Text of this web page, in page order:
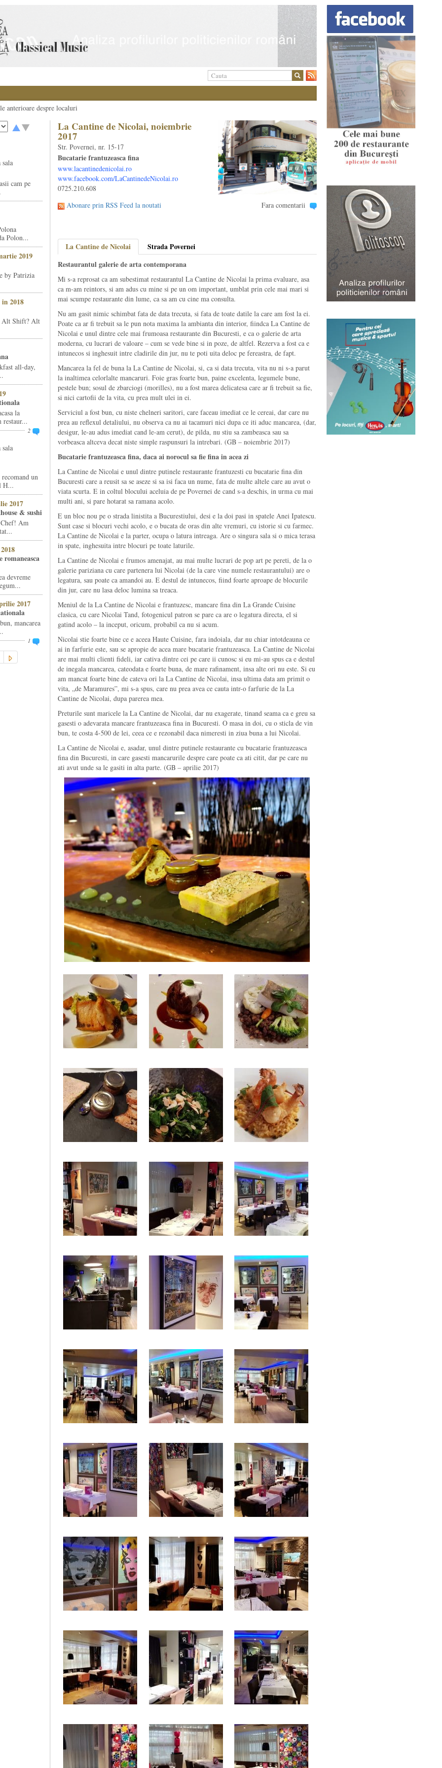
anterioare despre localuri
cam pe
Polon...
2019
by Patrizia
2018
Alt Shift? Alt
all-day,
la
restaur...
2
un
H...
2017
& sushi
Chef! Am
romaneasca
devreme
2017
mancarea
1
La Cantine de Nicolai, noiembrie
2017
Str. Povernei, nr. 15-17
Bucatarie frantuzeasca fina
www.lacantinedenicolai.ro
www.facebook.com/LaCantinedeNicolai.ro
0725.210.608
Abonare prin RSS Feed la noutati
Fara comentarii
La Cantine de Nicolai
Strada Povernei
Restaurantul galerie de arta contemporana
Mi s-a reprosat ca am subestimat restaurantul La Cantine de Nicolai la prima evaluare, asa
ca m-am reintors, si am adus cu mine si pe un om important, umblat prin cele mai mari si
mai scumpe restaurante din lume, ca sa am cu cine ma consulta.
Nu am gasit nimic schimbat fata de data trecuta, si fata de toate datile la care am fost la ei.
Poate ca ar fi trebuit sa le pun nota maxima la ambianta din interior, fiindca La Cantine de
Nicolai e unul dintre cele mai frumoasa restaurante din Bucuresti, e ca o galerie de arta
moderna, cu lucrari de valoare – cum se vede bine si in poze, de altfel. Rezerva a fost ca e
intunecos si inghesuit intre cladirile din jur, nu te poti uita deloc pe fereastra, de fapt.
Mancarea la fel de buna la La Cantine de Nicolai, si, ca si data trecuta, vita nu ni s-a parut
la inaltimea celorlalte mancaruri. Foie gras foarte bun, paine excelenta, legumele bune,
pestele bun; sosul de zbarciogi (morilles), nu a fost marea delicatesa care ar fi trebuit sa fie,
si nici cartofii de la vita, cu prea mult ulei in ei.
Serviciul a fost bun, cu niste chelneri saritori, care faceau imediat ce le cereai, dar care nu
prea au reflexul detaliului, nu observa ca nu ai tacamuri nici dupa ce iti aduc mancarea, (dar,
desigur, le-au adus imediat cand le-am cerut), de pilda, nu stiu sa zambeasca sau sa
vorbeasca altceva decat niste simple raspunsuri la intrebari. (GB – noiembrie 2017)
Bucatarie frantuzeasca fina, daca ai norocul sa fie fina in acea zi
La Cantine de Nicolai e unul dintre putinele restaurante frantuzesti cu bucatarie fina din
Bucuresti care a reusit sa se aseze si sa isi faca un nume, fata de multe altele care au avut o
viata scurta. E in coltul blocului aceluia de pe Povernei de cand s-a deschis, in urma cu mai
multi ani, si pare hotarat sa ramana acolo.
E un bloc nou pe o strada linistita a Bucurestiului, desi e la doi pasi in spatele Anei Ipatescu.
Sunt case si blocuri vechi acolo, e o bucata de oras din alte vremuri, cu istorie si cu farmec.
La Cantine de Nicolai e la parter, ocupa o latura intreaga. Are o singura sala si o mica terasa
in spate, inghesuita intre blocuri pe toate laturile.
La Cantine de Nicolai e frumos amenajat, au mai multe lucrari de pop art pe pereti, de la o
galerie pariziana cu care partenera lui Nicolai (de la care vine numele restaurantului) are o
legatura, sau poate ca amandoi au. E destul de intunecos, fiind foarte aproape de blocurile
din jur, care nu lasa deloc lumina sa treaca.
Meniul de la La Cantine de Nicolai e frantuzesc, mancare fina din La Grande Cuisine
clasica, cu care Nicolai Tand, fotogenicul patron se pare ca are o legatura directa, el si
gatind acolo – la inceput, oricum, probabil ca nu si acum.
Nicolai stie foarte bine ce e aceea Haute Cuisine, fara indoiala, dar nu chiar intotdeauna ce
ai in farfurie este, sau se apropie de acea mare bucatarie frantuzeasca. La Cantine de Nicolai
are mai multi clienti fideli, iar cativa dintre cei pe care ii cunosc si eu mi-au spus ca e destul
de inegala mancarea, cateodata e foarte buna, de mare rafinament, insa alte ori nu este. Si eu
am mancat foarte bine de cateva ori la La Cantine de Nicolai, insa ultima data am primit o
vita, „de Maramures”, mi s-a spus, care nu prea avea ce cauta intr-o farfurie de la La
Cantine de Nicolai, dupa parerea mea.
Preturile sunt maricele la La Cantine de Nicolai, dar nu exagerate, tinand seama ca e greu sa
gasesti o adevarata mancare frantuzeasca fina in Bucuresti. O masa in doi, cu o sticla de vin
bun, te costa 4-500 de lei, ceea ce e rezonabil daca nimeresti in ziua buna a lui Nicolai.
La Cantine de Nicolai e, asadar, unul dintre putinele restaurante cu bucatarie frantuzeasca
fina din Bucuresti, in care gasesti mancarurile despre care poate ca ati citit, dar pe care nu
ati avut unde sa le gasiti in alta parte. (GB – aprilie 2017)